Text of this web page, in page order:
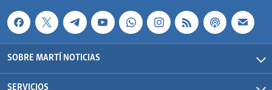
SOBRE MARTÍ NOTICIAS
SERVICIOS